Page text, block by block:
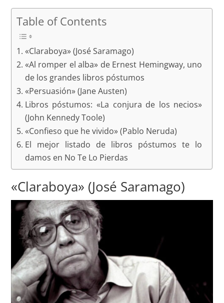
Table of Contents
«Claraboya» (José Saramago)
«Al romper el alba» de Ernest Hemingway, uno
de los grandes libros póstumos
«Persuasión» (Jane Austen)
Libros póstumos: «La conjura de los necios»
(John Kennedy Toole)
«Confieso que he vivido» (Pablo Neruda)
El mejor listado de libros póstumos te lo
damos en No Te Lo Pierdas
«Claraboya» (José Saramago)